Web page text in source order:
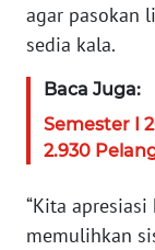
agar pasokan
sedia kala.
Baca Juga:
Semester I
2.930
“Kita
memulihkan
WN
JAKARTA
WN
JABAR
BANTEN